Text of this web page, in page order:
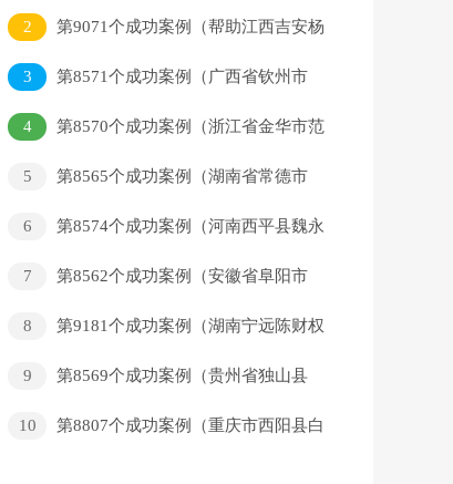
吴某本回家）
2
第9071个成功案例（帮助江西吉安杨
某平）
3
第8571个成功案例（广西省钦州市
李某健回家）
4
第8570个成功案例（浙江省金华市范
5
第8565个成功案例（湖南省常德市
6
第8574个成功案例（河南西平县魏永
7
第8562个成功案例（安徽省阜阳市
8
第9181个成功案例（湖南宁远陈财权
9
第8569个成功案例（贵州省独山县
10
第8807个成功案例（重庆市西阳县白